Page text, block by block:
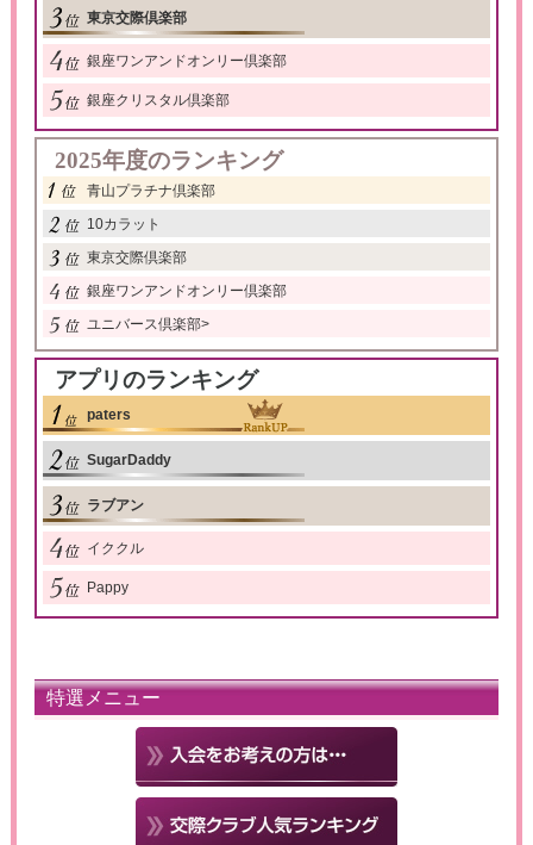
東京交際倶楽部
銀座ワンアンドオンリー倶楽部
銀座クリスタル倶楽部
2025年度のランキング
青山プラチナ倶楽部
10カラット
東京交際倶楽部
銀座ワンアンドオンリー倶楽部
ユニバース倶楽部>
アプリのランキング
paters
SugarDaddy
ラブアン
イククル
Pappy
特選メニュー